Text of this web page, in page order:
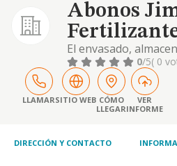
Abonos
El envasado,
descarga de
abonos, asi como de
agrarios en general y
actividades relativas
y transitarios. el depo
0/5( 0
LLAMARSITIO WEB CÓMO
LLEGAR
VER
INFORME
DIRECCIÓN Y CONTACTO